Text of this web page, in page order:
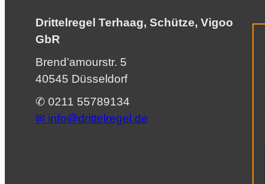
Drittelregel Terhaag, Schütze, Vigoo
GbR
Brend’amourstr. 5
40545 Düsseldorf
✆ 0211 55789134
✉︎ info@drittelregel.de